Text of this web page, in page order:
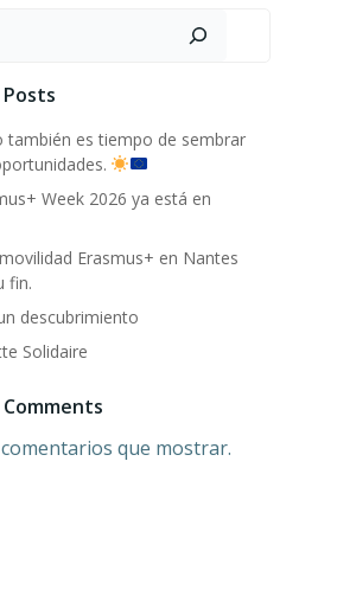
también es tiempo de sembrar
Week 2026 ya está en
Erasmus+ en Nantes
fin.
descubrimiento
Solidaire
que mostrar.